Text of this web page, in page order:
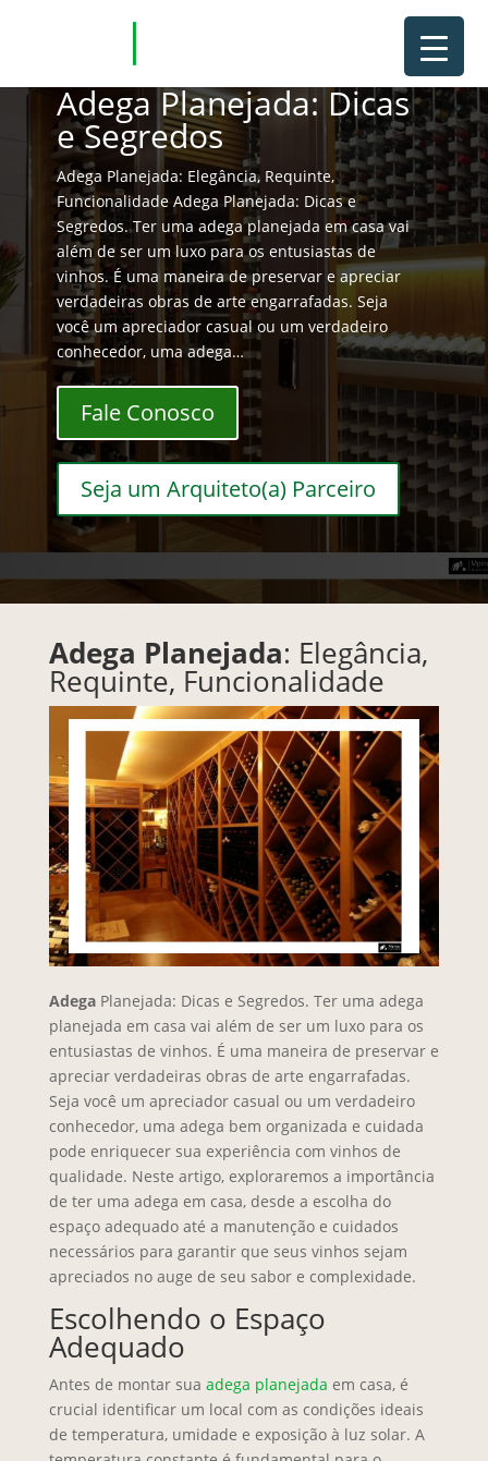
Adega Planejada: Dicas
e Segredos
Adega Planejada: Elegância, Requinte,
Funcionalidade Adega Planejada: Dicas e
Segredos. Ter uma adega planejada em casa vai
além de ser um luxo para os entusiastas de
vinhos. É uma maneira de preservar e apreciar
verdadeiras obras de arte engarrafadas. Seja
você um apreciador casual ou um verdadeiro
conhecedor, uma adega…
Fale Conosco
Seja um Arquiteto(a) Parceiro
Adega Planejada: Elegância,
Requinte, Funcionalidade
AdegaPlanejada: Dicas e Segredos. Ter uma adega
planejada em casa vai além de ser um luxo para os
entusiastas de vinhos. É uma maneira de preservar e
apreciar verdadeiras obras de arte engarrafadas.
Seja você um apreciador casual ou um verdadeiro
conhecedor, uma adega bem organizada e cuidada
pode enriquecer sua experiência com vinhos de
qualidade. Neste artigo, exploraremos a importância
de ter uma adega em casa, desde a escolha do
espaço adequado até a manutenção e cuidados
necessários para garantir que seus vinhos sejam
apreciados no auge de seu sabor e complexidade.
Escolhendo o Espaço
Adequado
Antes de montar sua adega planejada em casa, é
crucial identificar um local com as condições ideais
de temperatura, umidade e exposição à luz solar. A